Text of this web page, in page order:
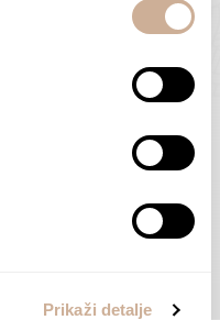
Prikaži detalje
Moreškanti – sjena
€Raspon
od
75,00 €
do
138,00 €
ODABERI OPCIJE
U OVOJ KATEGORIJI